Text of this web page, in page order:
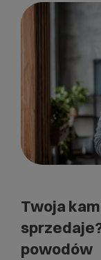
Twoja
powodów